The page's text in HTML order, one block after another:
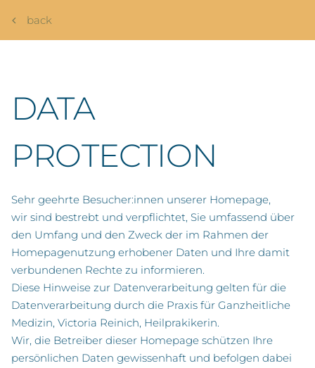
back
DATA
PROTECTION
Sehr geehrte Besucher:innen unserer Homepage,
wir sind bestrebt und verpflichtet, Sie umfassend über
den Umfang und den Zweck der im Rahmen der
Homepagenutzung erhobener Daten und Ihre damit
verbundenen Rechte zu informieren.
Diese Hinweise zur Datenverarbeitung gelten für die
Datenverarbeitung durch die Praxis für Ganzheitliche
Medizin, Victoria Reinich, Heilprakikerin.
Wir, die Betreiber dieser Homepage schützen Ihre
persönlichen Daten gewissenhaft und befolgen dabei